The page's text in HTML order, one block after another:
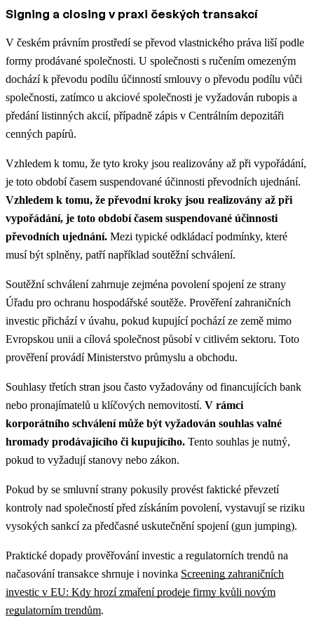
Signing a closing v praxi českých transakcí
V českém právním prostředí se převod vlastnického práva liší podle
formy prodávané společnosti. U společnosti s ručením omezeným
dochází k převodu podílu účinností smlouvy o převodu podílu vůči
společnosti, zatímco u akciové společnosti je vyžadován rubopis a
předání listinných akcií, případně zápis v Centrálním depozitáři
cenných papírů.
Vzhledem k tomu, že tyto kroky jsou realizovány až při vypořádání,
je toto období časem suspendované účinnosti převodních ujednání.
Vzhledem k tomu, že převodní kroky jsou realizovány až při
vypořádání, je toto období časem suspendované účinnosti
převodních ujednání. Mezi typické odkládací podmínky, které
musí být splněny, patří například soutěžní schválení.
Soutěžní schválení zahrnuje zejména povolení spojení ze strany
Úřadu pro ochranu hospodářské soutěže. Prověření zahraničních
investic přichází v úvahu, pokud kupující pochází ze země mimo
Evropskou unii a cílová společnost působí v citlivém sektoru. Toto
prověření provádí Ministerstvo průmyslu a obchodu.
Souhlasy třetích stran jsou často vyžadovány od financujících bank
nebo pronajímatelů u klíčových nemovitostí. V rámci
korporátního schválení může být vyžadován souhlas valné
hromady prodávajícího či kupujícího. Tento souhlas je nutný,
pokud to vyžadují stanovy nebo zákon.
Pokud by se smluvní strany pokusily provést faktické převzetí
kontroly nad společností před získáním povolení, vystavují se riziku
vysokých sankcí za předčasné uskutečnění spojení (gun jumping).
Praktické dopady prověřování investic a regulatorních trendů na
načasování transakce shrnuje i novinka Screening zahraničních
investic v EU: Kdy hrozí zmaření prodeje firmy kvůli novým
regulatorním trendům.